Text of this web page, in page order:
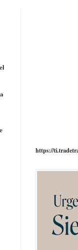
https://